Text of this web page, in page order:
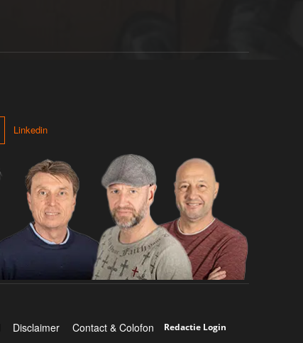
Linkedin
Disclaimer Contact & Colofon Redactie Login